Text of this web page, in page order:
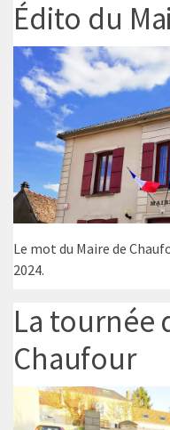
Édito du
Le mot du Maire de
2024.
La tournée
Chaufour